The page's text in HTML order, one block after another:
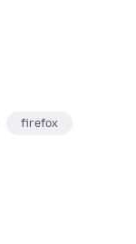
firefox